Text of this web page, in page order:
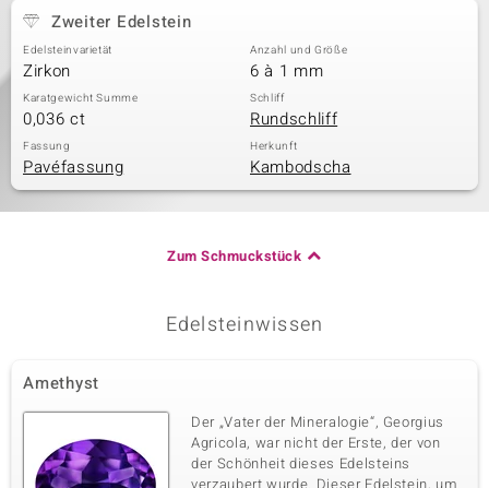
Zweiter Edelstein
Edelsteinvarietät
Zirkon
Anzahl und Größe
6 à 1 mm
Karatgewicht Summe
0,036 ct
Schliff
Rundschliff
Fassung
Pavéfassung
Herkunft
Kambodscha
Zum Schmuckstück
Edelsteinwissen
Amethyst
Der „Vater der Mineralogie“, Georgius
Agricola, war nicht der Erste, der von
der Schönheit dieses Edelsteins